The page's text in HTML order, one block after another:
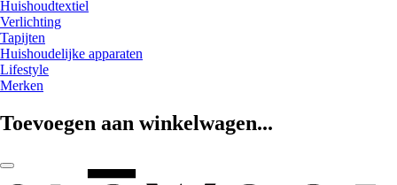
Huishoudtextiel
Verlichting
Tapijten
Huishoudelijke apparaten
Lifestyle
Merken
Toevoegen aan winkelwagen...